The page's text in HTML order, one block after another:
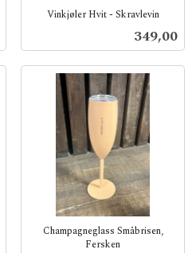
Vinkjøler Hvit - Skravlevin
Pris
349,00
Champagneglass Småbrisen,
Fersken